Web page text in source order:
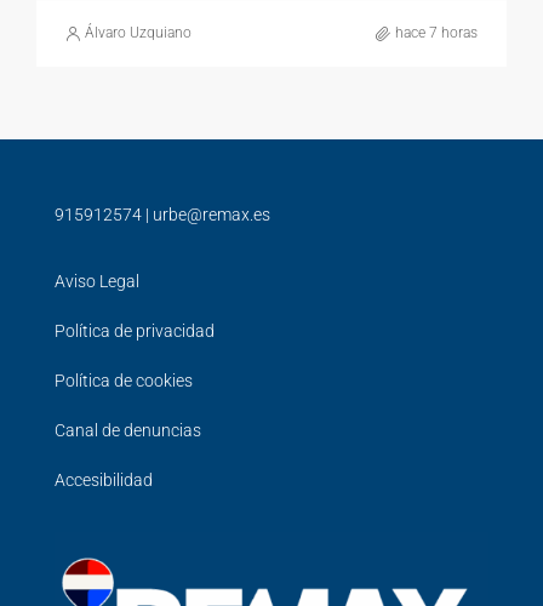
Álvaro Uzquiano hace 7 horas
915912574 | urbe@remax.es
Aviso Legal
Política de privacidad
Política de cookies
Canal de denuncias
Accesibilidad